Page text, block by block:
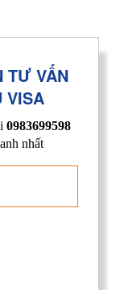
TƯ VẤN
VISA
0983699598
nhất